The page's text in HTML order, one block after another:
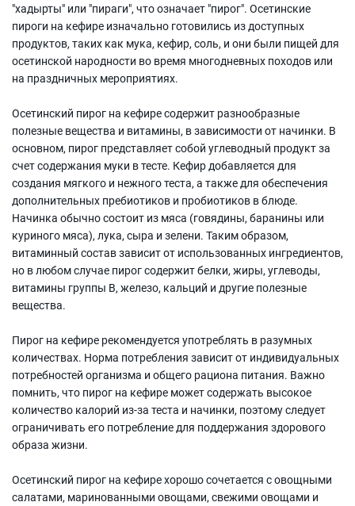
"хадырты" или "пираги", что означает "пирог". Осетинские
пироги на кефире изначально готовились из доступных
продуктов, таких как мука, кефир, соль, и они были пищей для
осетинской народности во время многодневных походов или
на праздничных мероприятиях.
Осетинский пирог на кефире содержит разнообразные
полезные вещества и витамины, в зависимости от начинки. В
основном, пирог представляет собой углеводный продукт за
счет содержания муки в тесте. Кефир добавляется для
создания мягкого и нежного теста, а также для обеспечения
дополнительных пребиотиков и пробиотиков в блюде.
Начинка обычно состоит из мяса (говядины, баранины или
куриного мяса), лука, сыра и зелени. Таким образом,
витаминный состав зависит от использованных ингредиентов,
но в любом случае пирог содержит белки, жиры, углеводы,
витамины группы В, железо, кальций и другие полезные
вещества.
Пирог на кефире рекомендуется употреблять в разумных
количествах. Норма потребления зависит от индивидуальных
потребностей организма и общего рациона питания. Важно
помнить, что пирог на кефире может содержать высокое
количество калорий из-за теста и начинки, поэтому следует
ограничивать его потребление для поддержания здорового
образа жизни.
Осетинский пирог на кефире хорошо сочетается с овощными
салатами, маринованными овощами, свежими овощами и